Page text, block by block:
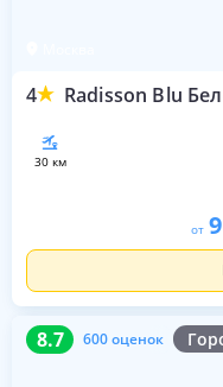
4 Radisson Blu
30 км
от
8.7 600 оценок
8.7 600 оценок